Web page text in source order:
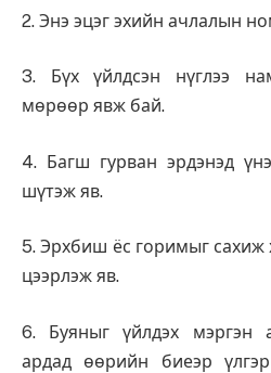
2. Энэ эцэг эхийн ачлалын
3. Бүх үйлдсэн нүглээ
мөрөөр явж бай.
4. Багш гурван эрдэнэд
шүтэж яв.
5. Эрхбиш ёс горимыг сахиж
цээрлэж яв.
6. Буяныг үйлдэх мэргэн
ардад өөрийн биеэр